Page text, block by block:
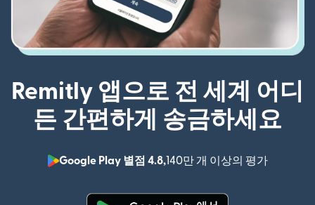
Remitly 앱으로 전 세계 어디
든 간편하게 송금하세요
Google Play 별점 4.8,140만 개 이상의 평가